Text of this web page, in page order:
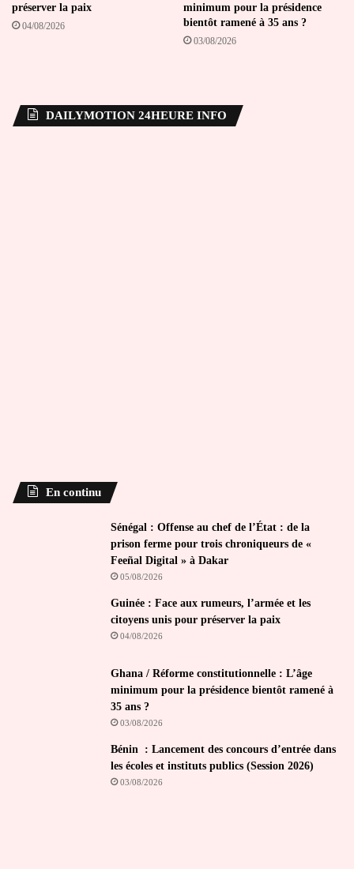
préserver la paix
04/08/2026
minimum pour la présidence
bientôt ramené à 35 ans ?
03/08/2026
DAILYMOTION 24HEURE INFO
En continu
Sénégal : Offense au chef de l’État : de la
prison ferme pour trois chroniqueurs de «
Feeñal Digital » à Dakar
05/08/2026
Guinée : Face aux rumeurs, l’armée et les
citoyens unis pour préserver la paix
04/08/2026
Ghana / Réforme constitutionnelle : L’âge
minimum pour la présidence bientôt ramené à
35 ans ?
03/08/2026
Bénin : Lancement des concours d’entrée dans
les écoles et instituts publics (Session 2026)
03/08/2026